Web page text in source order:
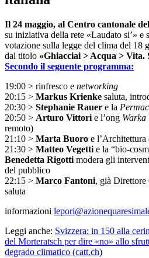
Il 24 maggio, al Centro cantonale
su iniziativa della rete «Laudato si’» e
votazione sulla legge del clima del 18
dal titolo «Ghiacciai > Acqua > Vita.
Secondo il seguente programma:
19:00 > rinfresco e networking
20:15 > Markus Krienke saluta,
20:30 > Stephanie Rauer e la
20:50 > Arturo Vittori e l’ong Warka
remoto)
21:10 > Marta Buoro e l’Architettura
21:30 > Matteo Vegetti e la “bio-
Benedetta Rigotti modera gli
del pubblico
22:15 > Marco Fantoni, già Direttore
saluta
informazioni
Leggi anche: Svizzera: in 150 alla
del Morteratsch per dire «no» allo
degrado climatico (catt.ch)